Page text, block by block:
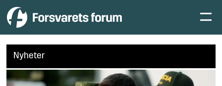
Nyheter